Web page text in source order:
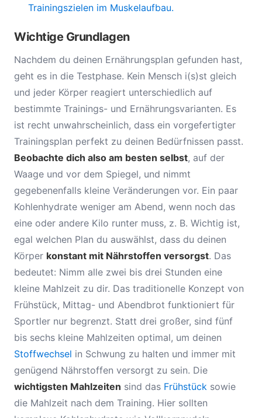
Trainingszielen im Muskelaufbau.
Wichtige Grundlagen
Nachdem du deinen Ernährungsplan gefunden hast,
geht es in die Testphase. Kein Mensch i(s)st gleich
und jeder Körper reagiert unterschiedlich auf
bestimmte Trainings- und Ernährungsvarianten. Es
ist recht unwahrscheinlich, dass ein vorgefertigter
Trainingsplan perfekt zu deinen Bedürfnissen passt.
Beobachte dich also am besten selbst, auf der
Waage und vor dem Spiegel, und nimmt
gegebenenfalls kleine Veränderungen vor. Ein paar
Kohlenhydrate weniger am Abend, wenn noch das
eine oder andere Kilo runter muss, z. B. Wichtig ist,
egal welchen Plan du auswählst, dass du deinen
Körper konstant mit Nährstoffen versorgst. Das
bedeutet: Nimm alle zwei bis drei Stunden eine
kleine Mahlzeit zu dir. Das traditionelle Konzept von
Frühstück, Mittag- und Abendbrot funktioniert für
Sportler nur begrenzt. Statt drei großer, sind fünf
bis sechs kleine Mahlzeiten optimal, um deinen
Stoffwechsel in Schwung zu halten und immer mit
genügend Nährstoffen versorgt zu sein. Die
wichtigsten Mahlzeiten sind das Frühstück sowie
die Mahlzeit nach dem Training. Hier sollten